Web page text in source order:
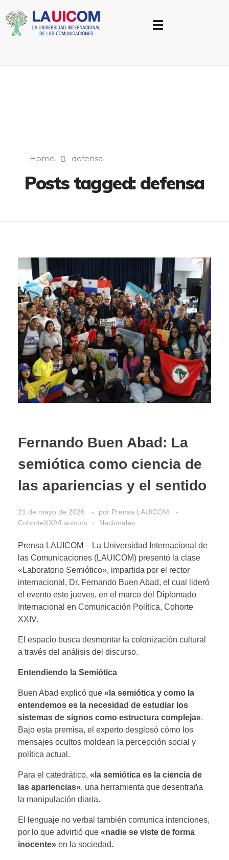
Home defensa
Posts tagged: defensa
Fernando Buen Abad: La
semiótica como ciencia de
las apariencias y el sentido
21 de mayo de 2026 por Prensa LAUICOM
CohorteXXIVLauicom
Nacionales
Prensa LAUICOM – La Universidad Internacional de
las Comunicaciones (LAUICOM) presentó la clase
«Laboratorio Semiótico», impartida por el rector
internacional, Dr. Fernando Buen Abad, el cual lideró
el evento este jueves, en el marco del Diplomado
Internacional en Comunicación Política, Cohorte
XXIV.
El espacio busca desmontar la colonización cultural
a través del análisis del discurso.
Entendiendo la Semiótica
​Buen Abad explicó que «la semiótica y como la
entendemos es la necesidad de estudiar los
sistemas de signos como estructura compleja».
Bajo esta premisa, el experto desglosó cómo los
mensajes ocultos moldean la percepción social y
política actual.
​Para el catedrático, «la semiótica es la ciencia de
las apariencias», una herramienta que desentraña
la manipulación diaria.
El lenguaje no verbal también comunica intenciones,
por lo que advirtió que «nadie se viste de forma
inocente» en la sociedad.